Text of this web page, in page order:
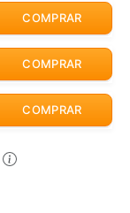
COMPRAR
COMPRAR
COMPRAR